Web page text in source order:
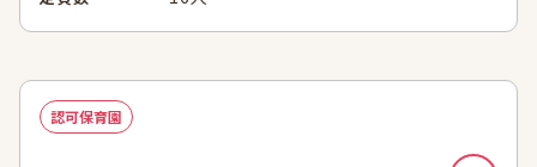
認可保育園